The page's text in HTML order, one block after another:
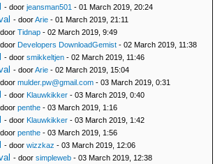
- door jeansman501 - 01 March 2019, 20:24
- doorArie - 01 March 2019, 21:11
Tidnap - 02 March 2019, 9:49
Developers DownloadGemist - 02 March 2019, 11:38
- door smikkeltjen - 02 March 2019, 11:46
- doorArie - 02 March 2019, 15:04
mulder.pw@gmail.com - 03 March 2019, 0:31
- door Klauwkikker - 03 March 2019, 0:40
penthe - 03 March 2019, 1:16
- door Klauwkikker - 03 March 2019, 1:42
penthe - 03 March 2019, 1:56
- door wizzkaz - 03 March 2019, 12:06
- door simpleweb - 03 March 2019, 12:38